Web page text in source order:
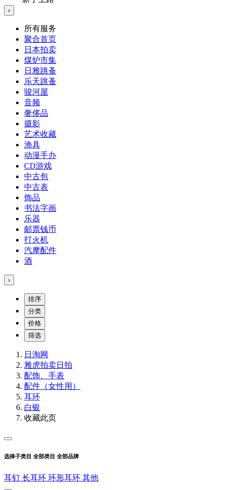
‹
所有服务
聚合首页
日本拍卖
煤炉市集
日雅跳蚤
乐天跳蚤
骏河屋
音频
奢侈品
摄影
艺术收藏
渔具
动漫手办
CD游戏
中古包
中古表
饰品
书法字画
乐器
邮票钱币
打火机
汽摩配件
酒
›
排序
分类
价格
筛选
日淘网
雅虎拍卖日拍
配饰、手表
配件（女性用）
耳环
白银
收藏此页
选择子类目 全部类目 全部品牌
耳钉 长耳环 环形耳环 其他